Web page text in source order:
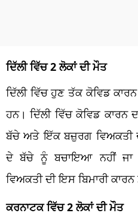
ਦਿੱਲੀ ਵਿੱਚ 2 ਲੋਕਾਂ ਦੀ ਮੌਤ
ਦਿੱਲੀ ਵਿੱਚ ਹੁਣ ਤੱਕ ਕੋਵਿਡ
ਹਨ। ਦਿੱਲੀ ਵਿੱਚ ਕੋਵਿਡ
ਬੱਚੇ ਅਤੇ ਇੱਕ ਬਜ਼ੁਰਗ ਵਿਅਕਤੀ
ਦੇ ਬੱਚੇ ਨੂੰ ਬਚਾਇਆ ਨਹੀਂ
ਵਿਅਕਤੀ ਦੀ ਇਸ ਬਿਮਾਰੀ
ਕਰਨਾਟਕ ਵਿੱਚ 2 ਲੋਕਾਂ ਦੀ ਮੌਤ